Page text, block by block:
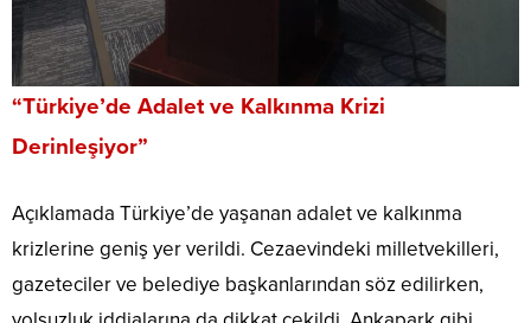
“Türkiye’de Adalet ve Kalkınma Krizi
Derinleşiyor”
Açıklamada Türkiye’de yaşanan adalet ve kalkınma
krizlerine geniş yer verildi. Cezaevindeki milletvekilleri,
gazeteciler ve belediye başkanlarından söz edilirken,